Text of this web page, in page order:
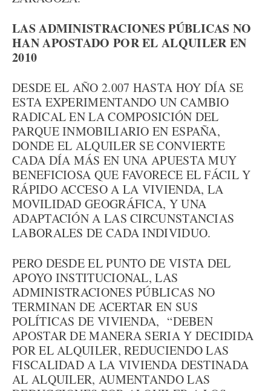
LAS ADMINISTRACIONES PÚBLICAS NO
HAN APOSTADO POR EL ALQUILER EN
2010
DESDE EL AÑO 2.007 HASTA HOY DÍA SE
ESTA EXPERIMENTANDO UN CAMBIO
RADICAL EN LA COMPOSICIÓN DEL
PARQUE INMOBILIARIO EN ESPAÑA,
DONDE EL ALQUILER SE CONVIERTE
CADA DÍA MÁS EN UNA APUESTA MUY
BENEFICIOSA QUE FAVORECE EL FÁCIL Y
RÁPIDO ACCESO A LA VIVIENDA, LA
MOVILIDAD GEOGRÁFICA, Y UNA
ADAPTACIÓN A LAS CIRCUNSTANCIAS
LABORALES DE CADA INDIVIDUO.
PERO DESDE EL PUNTO DE VISTA DEL
APOYO INSTITUCIONAL, LAS
ADMINISTRACIONES PÚBLICAS NO
TERMINAN DE ACERTAR EN SUS
POLÍTICAS DE VIVIENDA, “DEBEN
APOSTAR DE MANERA SERIA Y DECIDIDA
POR EL ALQUILER, REDUCIENDO LAS
FISCALIDAD A LA VIVIENDA DESTINADA
AL ALQUILER, AUMENTANDO LAS